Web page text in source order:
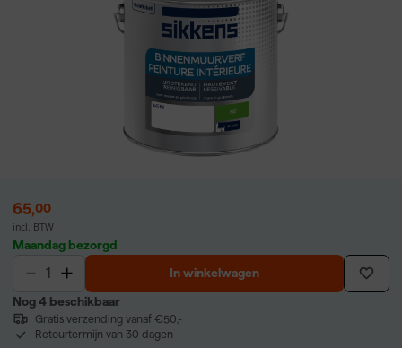
65,00
incl. BTW
Maandag bezorgd
In winkelwagen
Nog 4 beschikbaar
Gratis verzending vanaf €50,-
Retourtermijn van 30 dagen